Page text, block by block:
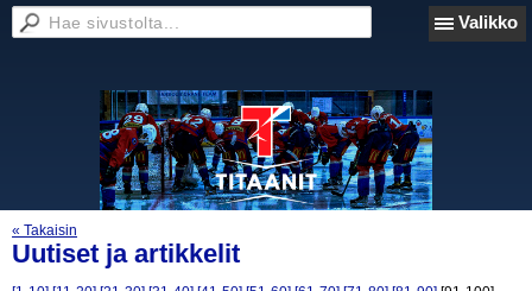
Valikko
« Takaisin
Uutiset ja artikkelit